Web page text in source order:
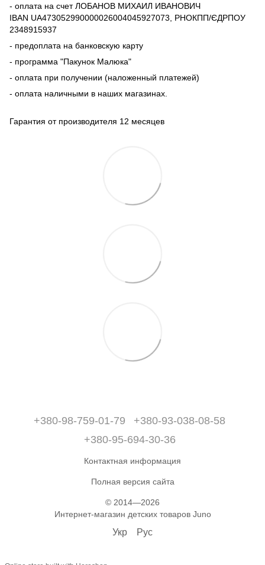
- оплата на счет ЛОБАНОВ МИХАИЛ ИВАНОВИЧ
IBAN UA473052990000026004045927073, РНОКПП/ЄДРПОУ
2348915937
- предоплата на банковскую карту
- программа "Пакунок Малюка"
- оплата при получении (наложенный платежей)
- оплата наличными в наших магазинах.
Гарантия от производителя 12 месяцев
+380-98-759-01-79
+380-93-038-08-58
+380-95-694-30-36
Контактная информация
Полная версия сайта
© 2014—2026
Интернет-магазин детских товаров Juno
Укр Рус